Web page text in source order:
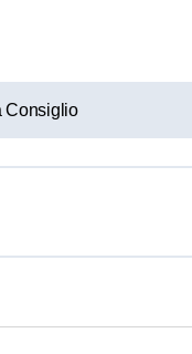
Consiglio